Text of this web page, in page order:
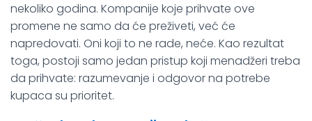
nekoliko godina. Kompanije koje prihvate ove
promene ne samo da će preživeti, već će
napredovati. Oni koji to ne rade, neće. Kao rezultat
toga, postoji samo jedan pristup koji menadžeri treba
da prihvate: razumevanje i odgovor na potrebe
kupaca su prioritet.